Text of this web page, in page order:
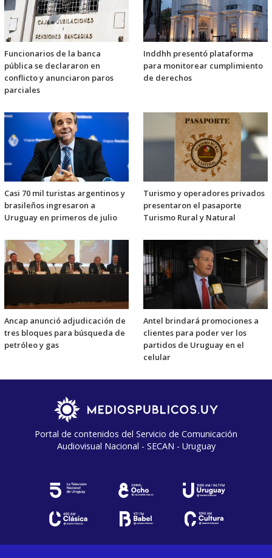
Funcionarios de la banca
pública se declararon en
conflicto y anunciaron paros
parciales
Inddhh presentó plataforma
para monitorear cumplimiento
de derechos
Casi 70 mil turistas argentinos y
brasileños ingresaron a
Uruguay en primeros de julio
Turismo y operadores privados
presentaron el pasaporte
Turismo Rural y Natural
Ancap anunció adjudicación de
tres bloques para búsqueda de
petróleo y gas
Antel brindará promociones a
clientes para poder ver los
partidos de Uruguay en el
celular
Portal de contenidos del Servicio de Comunicación
Audiovisual Nacional - SECAN - Uruguay